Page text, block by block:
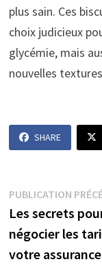
plus sain. Ces
choix judicieux
glycémie, mais
nouvelles
SHARE
Navigation
de
l’article
PUBLICATION
Les secrets
négocier les
votre assurance